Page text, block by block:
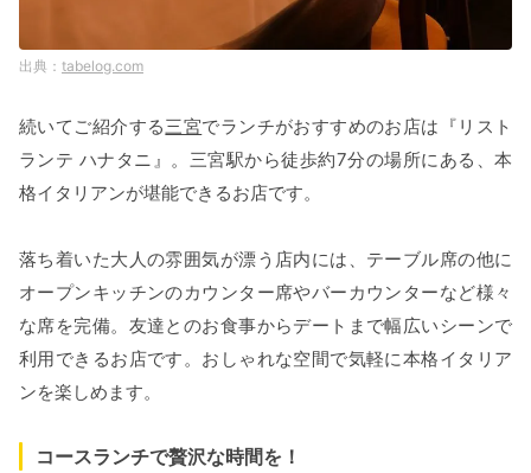
tabelog.com
続いてご紹介する三宮でランチがおすすめのお店は『リスト
ランテ ハナタニ』。三宮駅から徒歩約7分の場所にある、本
格イタリアンが堪能できるお店です。
落ち着いた大人の雰囲気が漂う店内には、テーブル席の他に
オープンキッチンのカウンター席やバーカウンターなど様々
な席を完備。友達とのお食事からデートまで幅広いシーンで
利用できるお店です。おしゃれな空間で気軽に本格イタリア
ンを楽しめます。
コースランチで贅沢な時間を！